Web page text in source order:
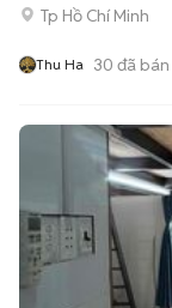
Tp Hồ Chí Minh
Thu Ha 30 đã bán